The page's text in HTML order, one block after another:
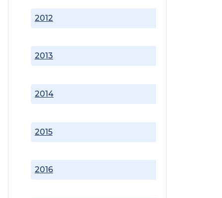
2012
2013
2014
2015
2016